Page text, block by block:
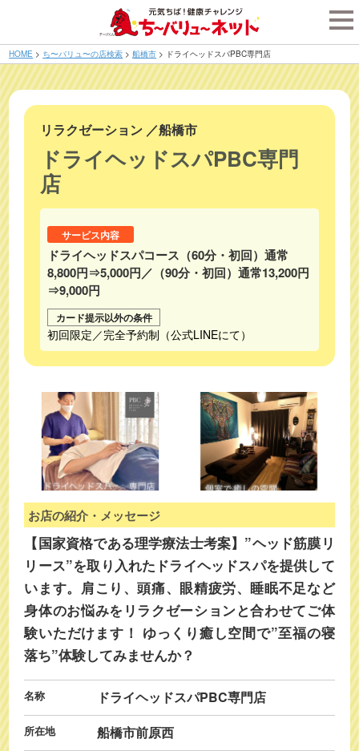
HOME > ち〜バリュ〜の店検索 >船橋市 > ドライヘッドスパPBC専門店
リラクゼーション ／船橋市
ドライヘッドスパPBC専門
店
サービス内容
ドライヘッドスパコース（60分・初回）通常
8,800円⇒5,000円／（90分・初回）通常13,200円
⇒9,000円
カード提示以外の条件
初回限定／完全予約制（公式LINEにて）
お店の紹介・メッセージ
【国家資格である理学療法士考案】”ヘッド筋膜リ
リース”を取り入れたドライヘッドスパを提供して
います。肩こり、頭痛、眼精疲労、睡眠不足など
身体のお悩みをリラクゼーションと合わせてご体
験いただけます！ ゆっくり癒し空間で”至福の寝
落ち”体験してみませんか？
名称 ドライヘッドスパPBC専門店
所在地 船橋市前原西